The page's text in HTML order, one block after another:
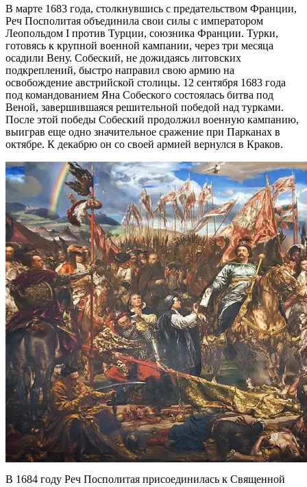
В марте 1683 года, столкнувшись с предательством Франции,
Реч Посполитая объединила свои силы с императором
Леопольдом I против Турции, союзника Франции. Турки,
готовясь к крупной военной кампании, через три месяца
осадили Вену. Собеский, не дожидаясь литовских
подкреплений, быстро направил свою армию на
освобождение австрийской столицы. 12 сентября 1683 года
под командованием Яна Собеского состоялась битва под
Веной, завершившаяся решительной победой над турками.
После этой победы Собеский продолжил военную кампанию,
выиграв еще одно значительное сражение при Парканах в
октябре. К декабрю он со своей армией вернулся в Краков.
В 1684 году Реч Посполитая присоединилась к Священной